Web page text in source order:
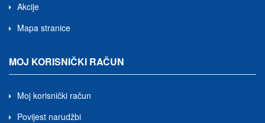
Akcije
Mapa stranice
MOJ KORISNIČKI RAČUN
Moj korisnički račun
Povijest narudžbi